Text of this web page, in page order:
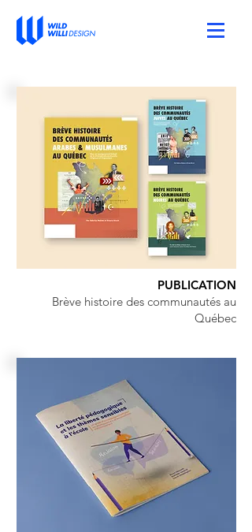
PUBLICATION
Brève histoire des communautés au
Québec